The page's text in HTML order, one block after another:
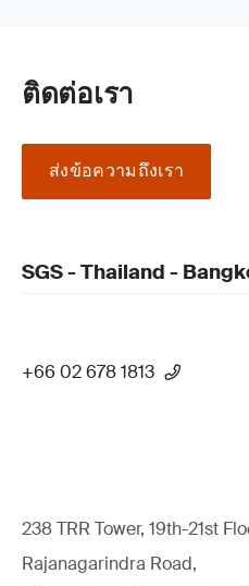
ติดต่อเรา
ส่งข้อความถึงเรา
SGS - Thailand -
+66 02 678 1813
238 TRR Tower, 19th-21st
Rajanagarindra Road,